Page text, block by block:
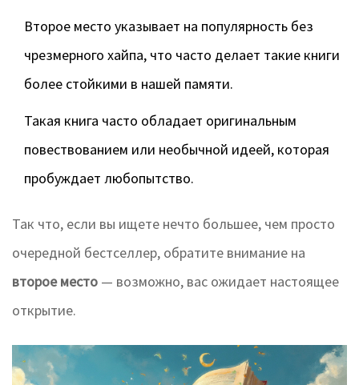
Второе место указывает на популярность без
чрезмерного хайпа, что часто делает такие книги
более стойкими в нашей памяти.
Такая книга часто обладает оригинальным
повествованием или необычной идеей, которая
пробуждает любопытство.
Так что, если вы ищете нечто большее, чем просто
очередной бестселлер, обратите внимание на
второе место — возможно, вас ожидает настоящее
открытие.